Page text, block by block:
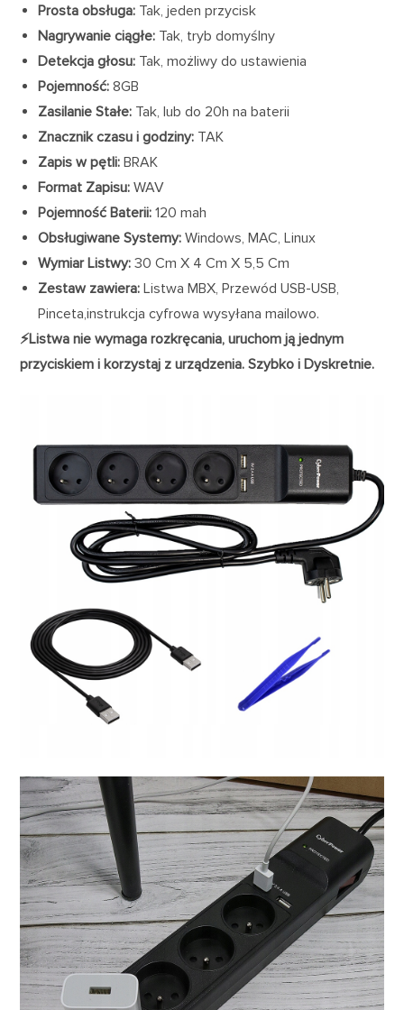
Prosta obsługa: Tak, jeden przycisk
Nagrywanie ciągłe: Tak, tryb domyślny
Detekcja głosu: Tak, możliwy do ustawienia
Pojemność: 8GB
Zasilanie Stałe: Tak, lub do 20h na baterii
Znacznik czasu i godziny: TAK
Zapis w pętli: BRAK
Format Zapisu: WAV
Pojemność Baterii: 120 mah
Obsługiwane Systemy: Windows, MAC, Linux
Wymiar Listwy:30 Cm X 4 Cm X 5,5 Cm
Zestaw zawiera: Listwa MBX, Przewód USB-USB,
Pinceta,instrukcja cyfrowa wysyłana mailowo.
⚡️Listwa nie wymaga rozkręcania, uruchom ją jednym
przyciskiem i korzystaj z urządzenia. Szybko i Dyskretnie.